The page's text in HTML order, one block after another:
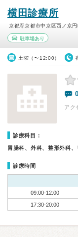
横田診療所
京都府京都市中京区西ノ京
駐車場あり
土曜（〜12:00）
アク
診療科目：
胃腸科、外科、整形外科
診療時間
09:00-12:00
17:30-20:00